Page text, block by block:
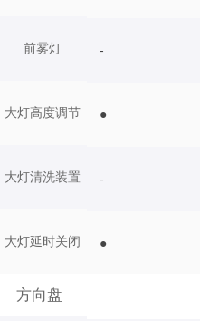
前雾灯
大灯高度调节
大灯清洗装置
大灯延时关闭
方向盘
-
●
-
●